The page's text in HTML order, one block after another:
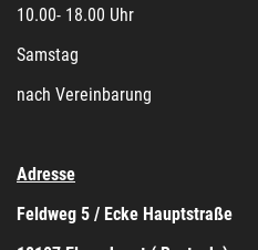
10.00- 18.00 Uhr
Samstag
nach Vereinbarung
Adresse
Feldweg 5 / Ecke Hauptstraße